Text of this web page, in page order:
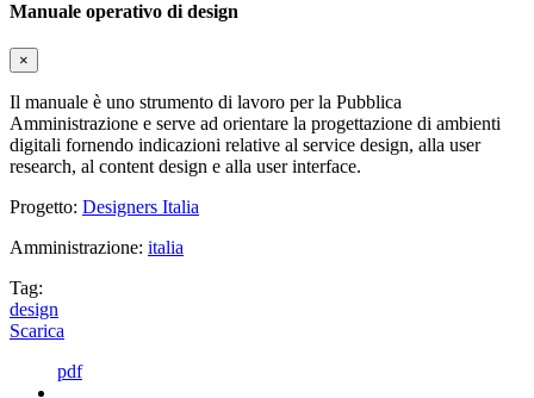
Manuale operativo di design
×
Il manuale è uno strumento di lavoro per la Pubblica
Amministrazione e serve ad orientare la progettazione di ambienti
digitali fornendo indicazioni relative al service design, alla user
research, al content design e alla user interface.
Progetto: Designers Italia
Amministrazione: italia
Tag:
design
Scarica
pdf